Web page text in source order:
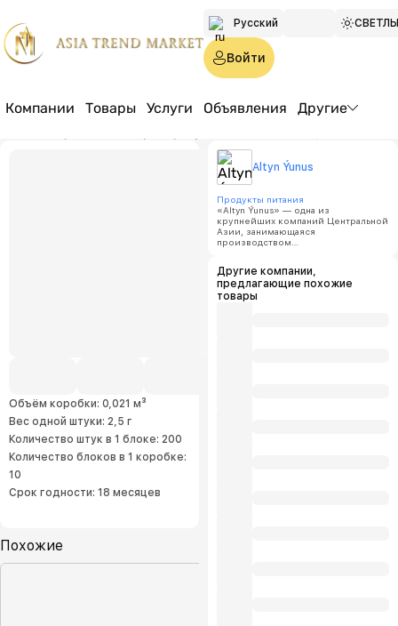
Русский
Türkmen
English
Войти
Компании Товары Услуги Объявления Другие
Объём коробки: 0,021 м³
Вес одной штуки: 2,5 г
Количество штук в 1 блоке: 200
Количество блоков в 1 коробке:
10
Срок годности: 18 месяцев
Похожие
Altyn Ýunus
Продукты питания
«Altyn Ýunus» — одна из
крупнейших компаний Центральной
Азии, занимающаяся
производством
производится из экологически
чистого сырья с использованием
натуральных добавок и
Другие компании,
предлагающие похожие
товары